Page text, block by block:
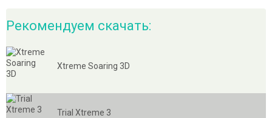
Рекомендуем скачать:
Xtreme Soaring 3D
Trial Xtreme 3